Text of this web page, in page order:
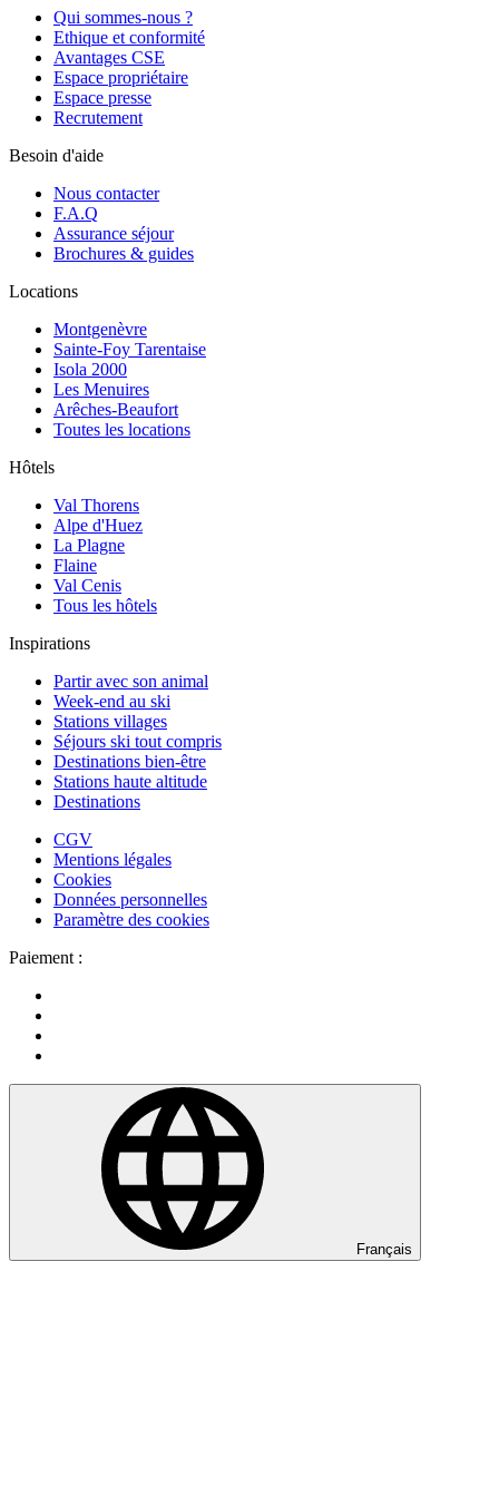
Qui sommes-nous ?
Ethique et conformité
Avantages CSE
Espace propriétaire
Espace presse
Recrutement
Besoin d'aide
Nous contacter
F.A.Q
Assurance séjour
Brochures & guides
Locations
Montgenèvre
Sainte-Foy Tarentaise
Isola 2000
Les Menuires
Arêches-Beaufort
Toutes les locations
Hôtels
Val Thorens
Alpe d'Huez
La Plagne
Flaine
Val Cenis
Tous les hôtels
Inspirations
Partir avec son animal
Week-end au ski
Stations villages
Séjours ski tout compris
Destinations bien-être
Stations haute altitude
Destinations
CGV
Mentions légales
Cookies
Données personnelles
Paramètre des cookies
Paiement :
Français